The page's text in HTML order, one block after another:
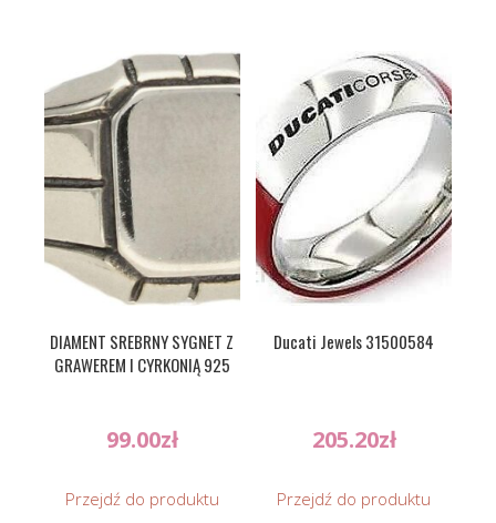
DIAMENT SREBRNY SYGNET Z
GRAWEREM I CYRKONIĄ 925
99.00zł
Przejdź do produktu
Ducati Jewels 31500584
205.20zł
Przejdź do produktu